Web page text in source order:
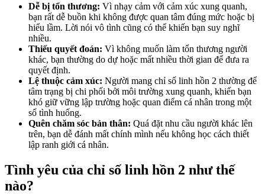
Dễ bị tổn thương: Vì nhạy cảm với cảm xúc xung quanh,
bạn rất dễ buồn khi không được quan tâm đúng mức hoặc bị
hiểu lầm. Lời nói vô tình cũng có thể khiến bạn suy nghĩ
nhiều.
Thiếu quyết đoán: Vì không muốn làm tổn thương người
khác, bạn thường do dự hoặc mất nhiều thời gian để đưa ra
quyết định.
Lệ thuộc cảm xúc: Người mang chỉ số linh hồn 2 thường để
tâm trạng bị chi phối bởi môi trường xung quanh, khiến bạn
khó giữ vững lập trường hoặc quan điểm cá nhân trong một
số tình huống.
Quên chăm sóc bản thân: Quá đặt nhu cầu người khác lên
trên, bạn dễ đánh mất chính mình nếu không học cách thiết
lập ranh giới cá nhân.
Tình yêu của chỉ số linh hồn 2 như thế
nào?